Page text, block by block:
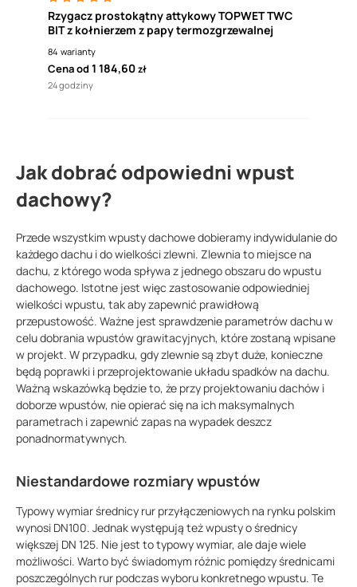
Rzygacz prostokątny attykowy TOPWET TWC
BIT z kołnierzem z papy termozgrzewalnej
84 warianty
Cena od1 184,60zł
24 godziny
Jak dobrać odpowiedni wpust
dachowy?
Przede wszystkim wpusty dachowe dobieramy indywidulanie do
każdego dachu i do wielkości zlewni. Zlewnia to miejsce na
dachu, z którego woda spływa z jednego obszaru do wpustu
dachowego. Istotne jest więc zastosowanie odpowiedniej
wielkości wpustu, tak aby zapewnić prawidłową
przepustowość. Ważne jest sprawdzenie parametrów dachu w
celu dobrania wpustów grawitacyjnych, które zostaną wpisane
w projekt. W przypadku, gdy zlewnie są zbyt duże, konieczne
będą poprawki i przeprojektowanie układu spadków na dachu.
Ważną wskazówką będzie to, że przy projektowaniu dachów i
doborze wpustów, nie opierać się na ich maksymalnych
parametrach i zapewnić zapas na wypadek deszcz
ponadnormatywnych.
Niestandardowe rozmiary wpustów
Typowy wymiar średnicy rur przyłączeniowych na rynku polskim
wynosi DN100. Jednak występują też wpusty o średnicy
większej DN 125. Nie jest to typowy wymiar, ale daje wiele
możliwości. Warto być świadomym różnic pomiędzy średnicami
poszczególnych rur podczas wyboru konkretnego wpustu. Te